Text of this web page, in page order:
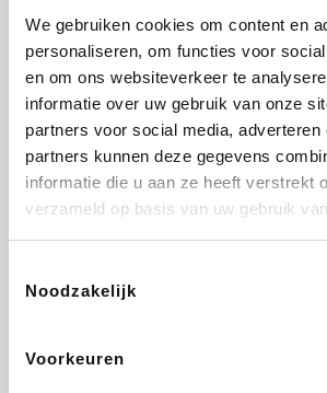
We gebruiken cookies om content en
personaliseren, om functies voor
en om ons websiteverkeer te
informatie over uw gebruik van onze
partners voor social media, adverteren
partners kunnen deze gegevens
informatie die u aan ze heeft verstrekt
verzameld op basis van uw gebruik
Noodzakelijk
Voorkeuren
Sarenza Weekendesk